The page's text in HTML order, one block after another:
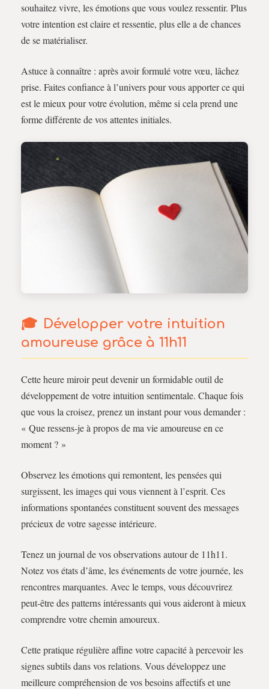
souhaitez vivre, les émotions que vous voulez ressentir. Plus
votre intention est claire et ressentie, plus elle a de chances
de se matérialiser.
Astuce à connaître : après avoir formulé votre vœu, lâchez
prise. Faites confiance à l’univers pour vous apporter ce qui
est le mieux pour votre évolution, même si cela prend une
forme différente de vos attentes initiales.
Développer votre intuition
amoureuse grâce à 11h11
Cette heure miroir peut devenir un formidable outil de
développement de votre intuition sentimentale. Chaque fois
que vous la croisez, prenez un instant pour vous demander :
« Que ressens-je à propos de ma vie amoureuse en ce
moment ? »
Observez les émotions qui remontent, les pensées qui
surgissent, les images qui vous viennent à l’esprit. Ces
informations spontanées constituent souvent des messages
précieux de votre sagesse intérieure.
Tenez un journal de vos observations autour de 11h11.
Notez vos états d’âme, les événements de votre journée, les
rencontres marquantes. Avec le temps, vous découvrirez
peut-être des patterns intéressants qui vous aideront à mieux
comprendre votre chemin amoureux.
Cette pratique régulière affine votre capacité à percevoir les
signes subtils dans vos relations. Vous développez une
meilleure compréhension de vos besoins affectifs et une